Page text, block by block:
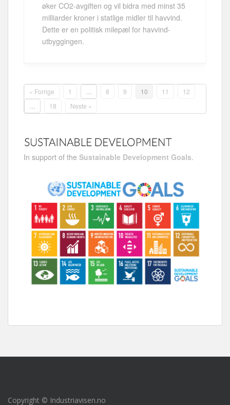
øker CO2-avgiften og vil bidra med minst 35
milliarder kroner i statlige midler til havvind.
Dette er en politisk milepæl for havvind-
utbyggingen.
« Forrige 1 8 9 10 11
12
18 Neste »
In support of the Sustainable Development Goals.
Copyright © Industriavisen.no